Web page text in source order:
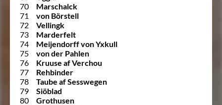
70
Marschalck
71
von Börstell
72
Vellingk
73
Marderfelt
74
Meijendorff von Yxkull
75
von der Pahlen
76
Kruuse af Verchou
77
Rehbinder
78
Taube af Sesswegen
79
Siöblad
80
Grothusen